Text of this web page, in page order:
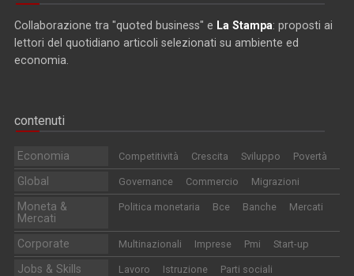
Collaborazione tra "quoted business" e La Stampa: proposti ai
lettori del quotidiano articoli selezionati su ambiente ed
economia.
contenuti
Economia Competitività Crescita Sviluppo Povertà
Global Governance Commercio Migrazioni
Moneta &
Mercati
Politica monetaria Bce Banche Mercati
Corporate Multinazionali Imprese Pmi Start-up
Jobs & Skills Lavoro Istruzione
Parti sociali